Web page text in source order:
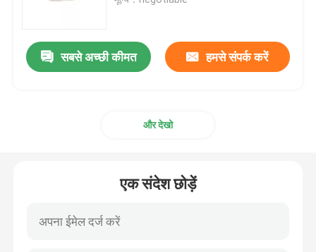
क्रेन कैब पार्ट्स
सबसे अच्छी कीमत हमसे संपर्क करें
और देखो
एक संदेश छोड़ें